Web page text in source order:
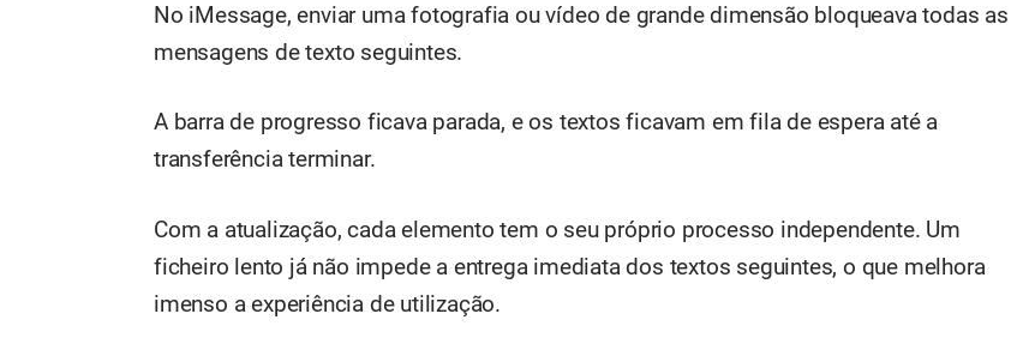
No iMessage, enviar uma fotografia ou vídeo de grande dimensão bloqueava todas as
mensagens de texto seguintes.
A barra de progresso ficava parada, e os textos ficavam em fila de espera até a
transferência terminar.
Com a atualização, cada elemento tem o seu próprio processo independente. Um
ficheiro lento já não impede a entrega imediata dos textos seguintes, o que melhora
imenso a experiência de utilização.